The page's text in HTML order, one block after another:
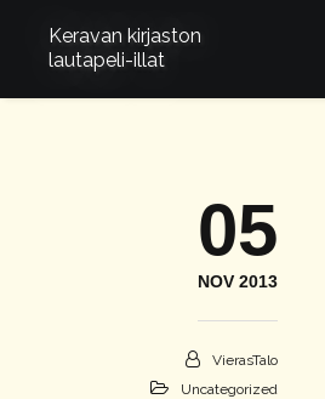
Keravan kirjaston
lautapeli-illat
05
NOV 2013
VierasTalo
Uncategorized